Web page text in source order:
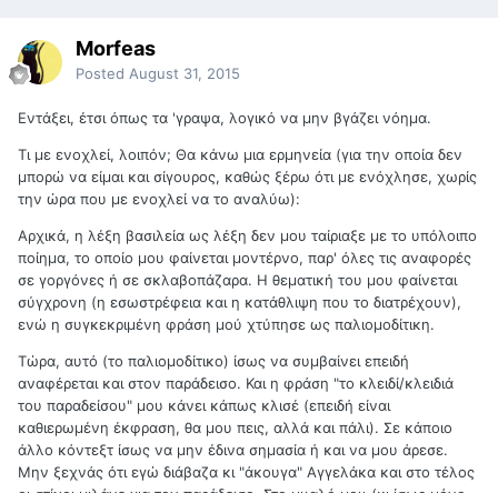
Morfeas
Posted August 31, 2015
Εντάξει, έτσι όπως τα 'γραψα, λογικό να μην βγάζει νόημα.
Τι με ενοχλεί, λοιπόν; Θα κάνω μια ερμηνεία (για την οποία δεν
μπορώ να είμαι και σίγουρος, καθώς ξέρω ότι με ενόχλησε, χωρίς
την ώρα που με ενοχλεί να το αναλύω):
Αρχικά, η λέξη βασιλεία ως λέξη δεν μου ταίριαξε με το υπόλοιπο
ποίημα, το οποίο μου φαίνεται μοντέρνο, παρ' όλες τις αναφορές
σε γοργόνες ή σε σκλαβοπάζαρα. Η θεματική του μου φαίνεται
σύγχρονη (η εσωστρέφεια και η κατάθλιψη που το διατρέχουν),
ενώ η συγκεκριμένη φράση μού χτύπησε ως παλιομοδίτικη.
Τώρα, αυτό (το παλιομοδίτικο) ίσως να συμβαίνει επειδή
αναφέρεται και στον παράδεισο. Και η φράση "το κλειδί/κλειδιά
του παραδείσου" μου κάνει κάπως κλισέ (επειδή είναι
καθιερωμένη έκφραση, θα μου πεις, αλλά και πάλι). Σε κάποιο
άλλο κόντεξτ ίσως να μην έδινα σημασία ή και να μου άρεσε.
Μην ξεχνάς ότι εγώ διάβαζα κι "άκουγα" Αγγελάκα και στο τέλος